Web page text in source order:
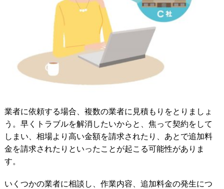
業者に依頼する場合、複数の業者に見積もりをとりましょ
う。早くトラブルを解消したいからと、焦って契約をして
しまい、相場より高い金額を請求されたり、あとで追加料
金を請求されたりといったことが起こる可能性がありま
す。
いくつかの業者に相談し、作業内容、追加料金の発生につ